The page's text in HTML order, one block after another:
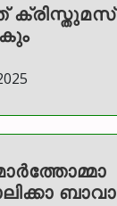
ബാവാ